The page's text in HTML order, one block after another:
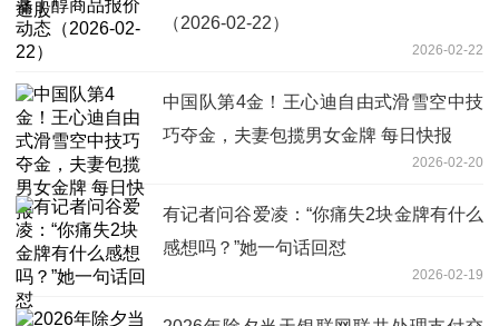
（2026-02-22）
2026-02-22
中国队第4金！王心迪自由式滑雪空中技
巧夺金，夫妻包揽男女金牌 每日快报
2026-02-20
有记者问谷爱凌：“你痛失2块金牌有什么
感想吗？”她一句话回怼
2026-02-19